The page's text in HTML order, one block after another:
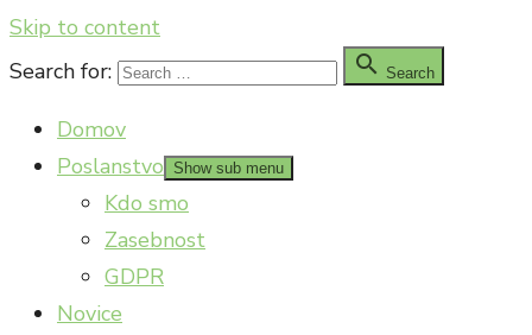
Skip to content
Search for:
 Search
Domov
Poslanstvo Show sub menu
Kdo smo
Zasebnost
GDPR
Novice